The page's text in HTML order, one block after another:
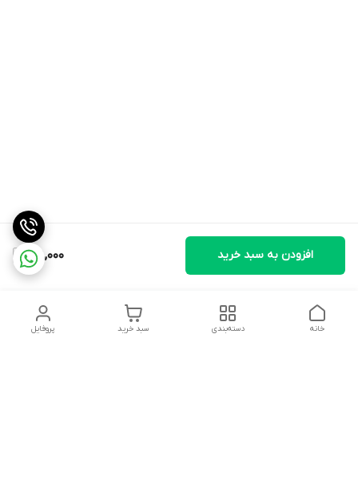
198,000 افزودن به سبد خرید
پروفایل سبد خرید دسته‌بندی خانه